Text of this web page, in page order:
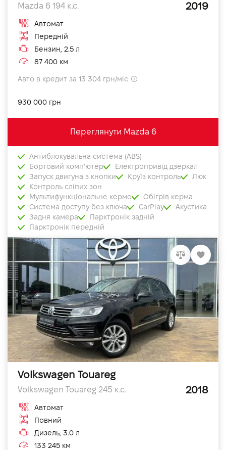
Mazda 6 194 к.с. 2019
Автомат
Передній
Бензин, 2.5 л
87 400 км
Авто в кредит за 13 304 грн/міс
930 000 грн
Переглянути Mazda 6
Антиблокувальна система (ABS)
Бортовий комп'ютер
Електропривід дзеркал
Запуск двигуна з кнопки
Круїз контроль
Люк
Контроль сліпих зон
Мультифункціональне кермо
Обігрів керма
Система доступу без ключа
CarPlay
Акустика
Задня камера
Парктронік задній
Парктронік передній
Volkswagen Touareg
Volkswagen Touareg 245 к.с. 2018
Автомат
Повний
Дизель, 3.0 л
133 245 км